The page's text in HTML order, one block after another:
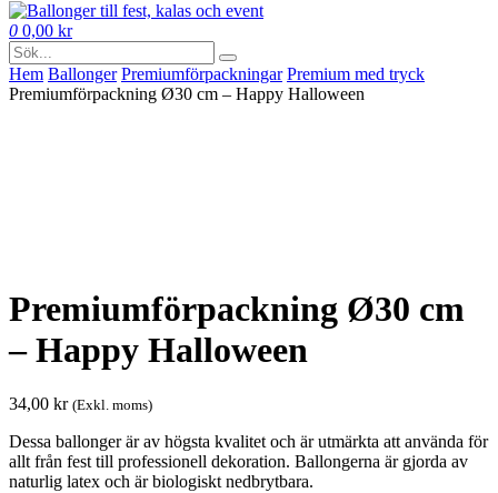
0 0,00 kr
Hem Ballonger Premium­förpackningar Premium med tryck
Premiumförpackning Ø30 cm – Happy Halloween
Premiumförpackning Ø30 cm
– Happy Halloween
34,00 kr (Exkl. moms)
Dessa ballonger är av högsta kvalitet och är utmärkta att använda för
allt från fest till professionell dekoration. Ballongerna är gjorda av
naturlig latex och är biologiskt nedbrytbara.